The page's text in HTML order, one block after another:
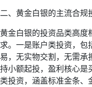
二、黄金白银的主流合规
黄金白银的投资品类高度
求。一是账户类投资，包
易，无实物交割，无需承
持小额起投，盈利核心是
类投资，涵盖标准金条、